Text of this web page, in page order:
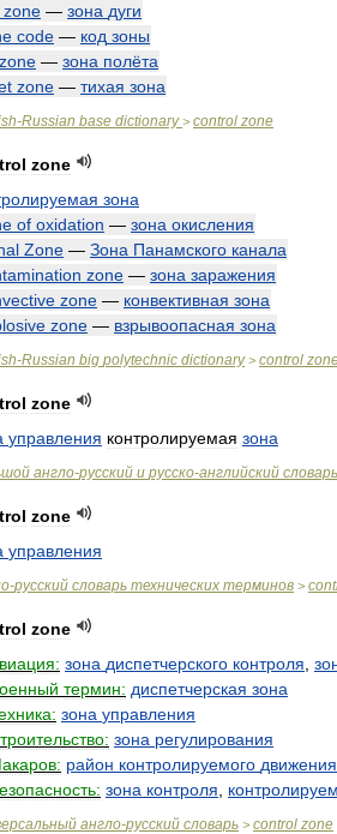
zone — зона дуги
code — код зоны
zone — зона полёта
zone — тихая зона
-Russian base dictionary > control zone
zone
зона
of oxidation — зона окисления
Zone — Зона Панамского канала
zone — зона заражения
zone — конвективная зона
zone — взрывоопасная зона
-Russian big polytechnic dictionary> control
zone
управления контролируемая зона
англо-русский и русско-английский словарь
zone
управления
-русский словарь технических терминов >
zone
зона диспетчерского контроля
термин: диспетчерская зона
зона управления
зона регулирования
район контролируемого движения
зона контроля
англо-русский словарь > control zone